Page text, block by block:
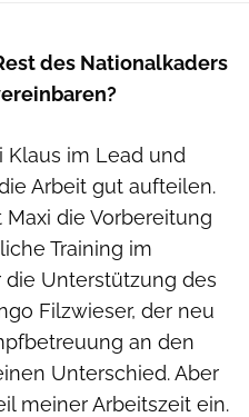
des Nationalkaders
Klaus im Lead und
Arbeit gut aufteilen.
die Vorbereitung
Training im
Unterstützung des
Filz­wieser, der neu
an den
Unterschied. Aber
meiner Arbeitszeit ein.